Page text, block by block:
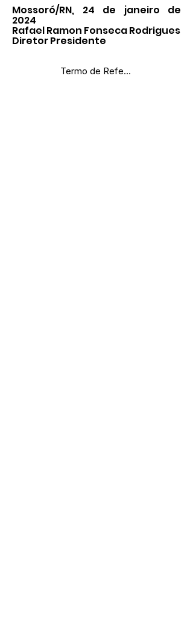
Mossoró/RN, 24 de janeiro de
2024
Rafael Ramon Fonseca Rodrigues
Diretor Presidente
Termo de Referência